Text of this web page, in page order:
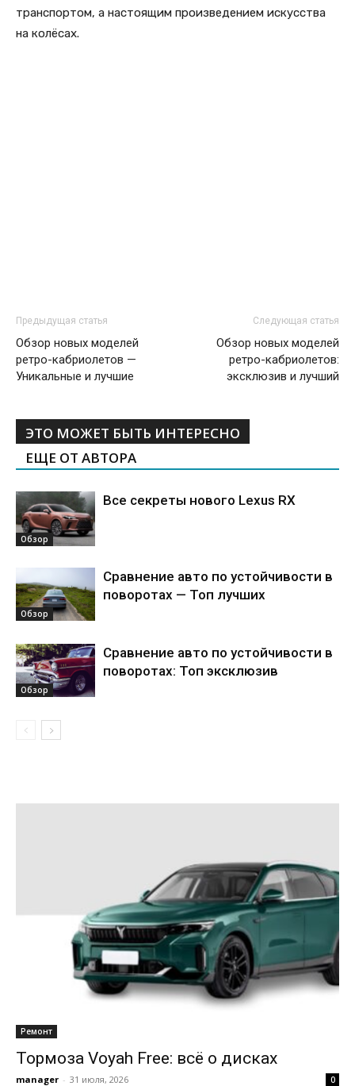
транспортом, а настоящим произведением искусства
на колёсах.
Предыдущая статья
Обзор новых моделей
ретро-кабриолетов —
Уникальные и лучшие
Следующая статья
Обзор новых моделей
ретро-кабриолетов:
эксклюзив и лучший
ЭТО МОЖЕТ БЫТЬ ИНТЕРЕСНО
ЕЩЕ ОТ АВТОРА
Обзор
Все секреты нового Lexus RX
Обзор
Сравнение авто по устойчивости в
поворотах — Топ лучших
Обзор
Сравнение авто по устойчивости в
поворотах: Топ эксклюзив
Ремонт
Тормоза Voyah Free: всё о дисках
manager - 31 июля, 2026 0